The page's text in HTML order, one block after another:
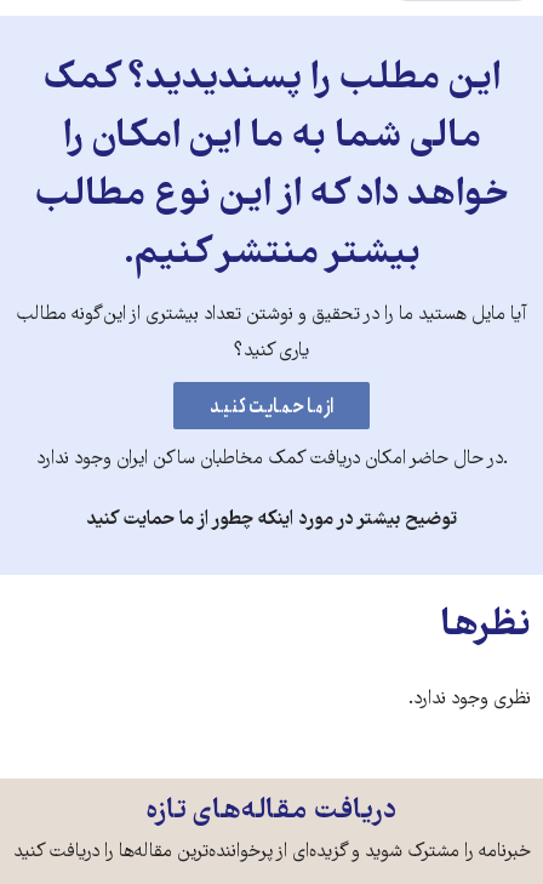
این مطلب را پسندیدید؟ کمک
مالی شما به ما این امکان را
خواهد داد که از این نوع مطالب
بیشتر منتشر کنیم.
آیا مایل هستید ما را در تحقیق و نوشتن تعداد بیشتری از این‌گونه مطالب
یاری کنید؟
.در حال حاضر امکان دریافت کمک مخاطبان ساکن ایران وجود ندارد
توضیح بیشتر در مورد اینکه چطور از ما حمایت کنید
نظرها
نظری وجود ندارد.
دریافت مقاله‌های تازه
خبرنامه را مشترک شوید و گزیده‌ای از پرخواننده‌ترین مقاله‌ها را دریافت کنید